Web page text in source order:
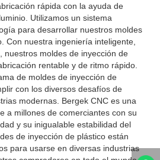
rápida con la ayuda de
Utilizamos un sistema
para desarrollar nuestros moldes
Con nuestra ingeniería inteligente,
nuestros moldes de inyección de
rentable y de ritmo rápido.
de moldes de inyección de
con los diversos desafíos de
modernas. Bergek CNC es una
a millones de comerciantes con su
y su inigualable estabilidad del
de inyección de plástico están
para usarse en diversas industrias